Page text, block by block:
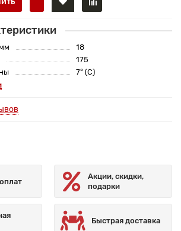
18
175
7° (C)
Акции, скидки,
подарки
Быстрая доставка